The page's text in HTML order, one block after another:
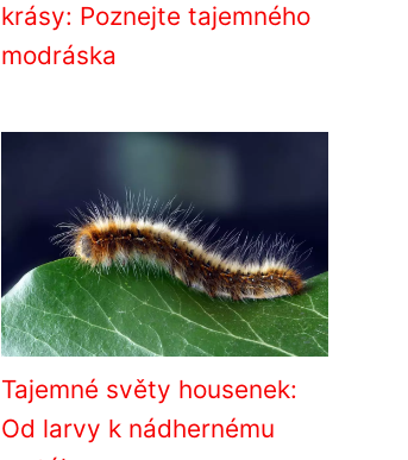
krásy: Poznejte tajemného
modráska
Tajemné světy housenek:
Od larvy k nádhernému